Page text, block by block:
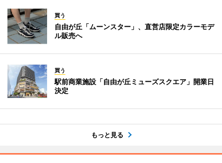
買う
自由が丘「ムーンスター」、直営店限定カラーモデ
ル販売へ
買う
駅前商業施設「自由が丘ミューズスクエア」開業日
決定
もっと見る